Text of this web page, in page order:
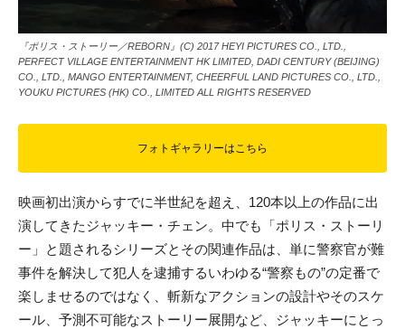
『ポリス・ストーリー／REBORN』(C) 2017 HEYI PICTURES CO., LTD.,
PERFECT VILLAGE ENTERTAINMENT HK LIMITED, DADI CENTURY (BEIJING)
CO., LTD., MANGO ENTERTAINMENT, CHEERFUL LAND PICTURES CO., LTD.,
YOUKU PICTURES (HK) CO., LIMITED ALL RIGHTS RESERVED
フォトギャラリーはこちら
映画初出演からすでに半世紀を超え、120本以上の作品に出
演してきたジャッキー・チェン。中でも「ポリス・ストーリ
ー」と題されるシリーズとその関連作品は、単に警察官が難
事件を解決して犯人を逮捕するいわゆる“警察もの”の定番で
楽しませるのではなく、斬新なアクションの設計やそのスケ
ール、予測不可能なストーリー展開など、ジャッキーにとっ